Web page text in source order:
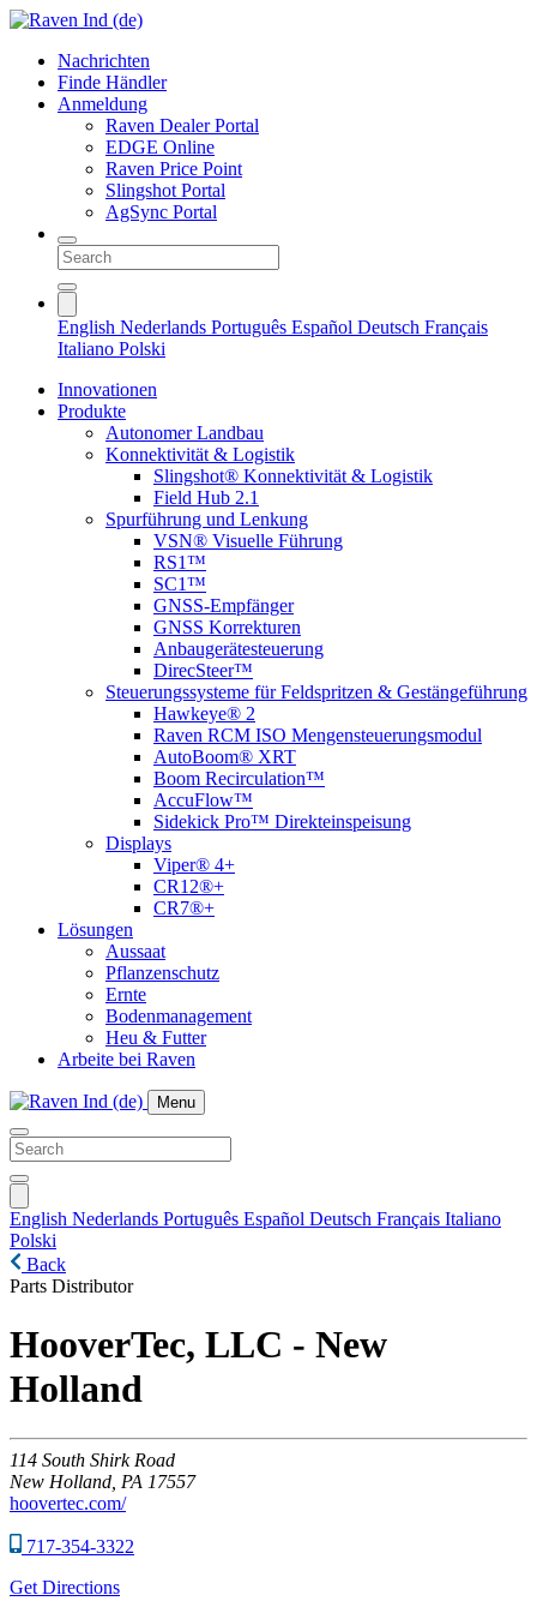
Nachrichten
Finde Händler
Anmeldung
Raven Dealer Portal
EDGE Online
Raven Price Point
Slingshot Portal
AgSync Portal
English Nederlands Português Español Deutsch Français
Italiano Polski
Innovationen
Produkte
Autonomer Landbau
Konnektivität & Logistik
Slingshot® Konnektivität & Logistik
Field Hub 2.1
Spurführung und Lenkung
VSN® Visuelle Führung
RS1™
SC1™
GNSS-Empfänger
GNSS Korrekturen
Anbaugerätesteuerung
DirecSteer™
Steuerungssysteme für Feldspritzen & Gestängeführung
Hawkeye® 2
Raven RCM ISO Mengensteuerungsmodul
AutoBoom® XRT
Boom Recirculation™
AccuFlow™
Sidekick Pro™ Direkteinspeisung
Displays
Viper® 4+
CR12®+
CR7®+
Lösungen
Aussaat
Pflanzenschutz
Ernte
Bodenmanagement
Heu & Futter
Arbeite bei Raven
Menu
English Nederlands Português Español Deutsch Français Italiano
Polski
Back
Parts Distributor
HooverTec, LLC - New
Holland
114 South Shirk Road
New Holland, PA 17557
hoovertec.com/
717-354-3322
Get Directions